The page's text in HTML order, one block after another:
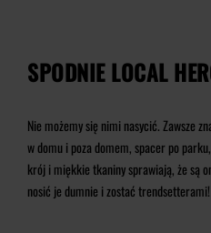
SPODNIE LOCAL
Nie możemy się nimi nasycić. Zawsze
w domu i poza domem, spacer po
krój i miękkie tkaniny sprawiają, że są
nosić je dumnie i zostać trendsetterami!